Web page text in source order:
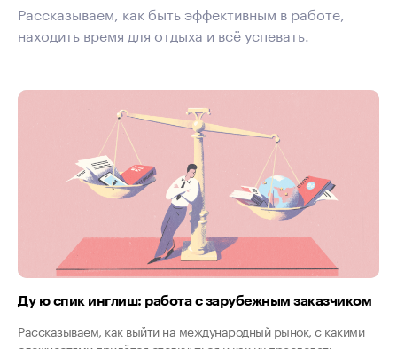
Рассказываем, как быть эффективным в работе,
находить время для отдыха и всё успевать.
Ду ю спик инглиш: работа с зарубежным заказчиком
Рассказываем, как выйти на международный рынок, с какими